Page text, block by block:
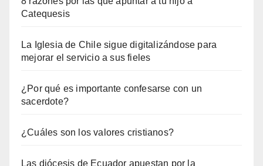
Catequesis
La Iglesia de Chile sigue digitalizándose para
mejorar el servicio a sus fieles
¿Por qué es importante confesarse con un
sacerdote?
¿Cuáles son los valores cristianos?
Las diócesis de Ecuador apuestan por la